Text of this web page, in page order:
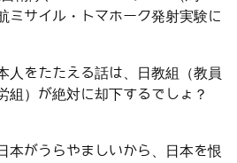
ミサイル・トマホーク発射実験に
人をたたえる話は、日教組（教員
組）が絶対に却下するでしょ？
本がうらやましいから、日本を恨